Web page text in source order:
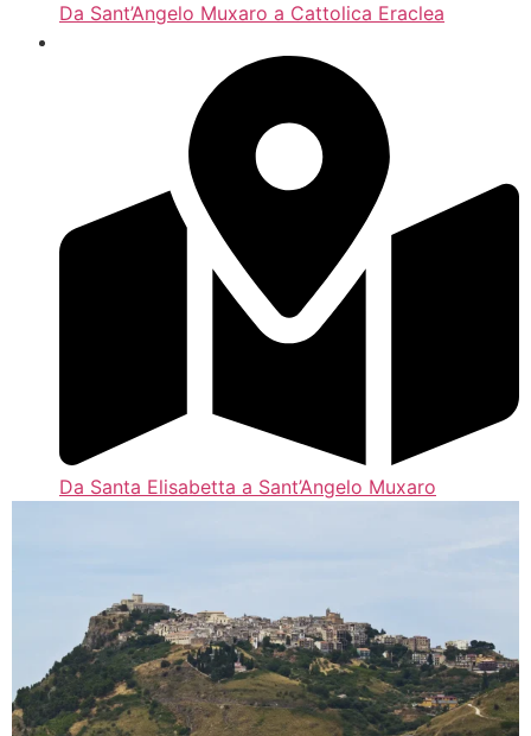
Da Sant’Angelo Muxaro a Cattolica Eraclea
Da Santa Elisabetta a Sant’Angelo Muxaro